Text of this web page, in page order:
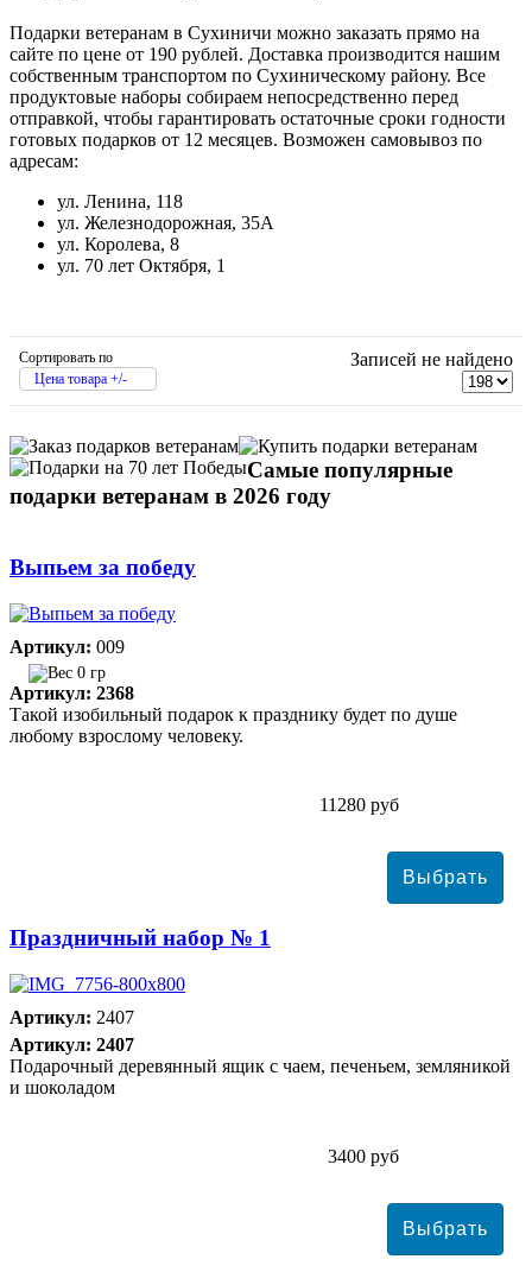
Подарки ветеранам в Сухиничи можно заказать прямо на
сайте по цене от 190 рублей. Доставка производится нашим
собственным транспортом по Сухиническому району. Все
продуктовые наборы собираем непосредственно перед
отправкой, чтобы гарантировать остаточные сроки годности
готовых подарков от 12 месяцев. Возможен самовывоз по
адресам:
ул. Ленина, 118
ул. Железнодорожная, 35А
ул. Королева, 8
ул. 70 лет Октября, 1
Сортировать по
Цена товара +/-
Записей не найдено
Самые популярные
подарки ветеранам в 2026 году
Выпьем за победу
Артикул: 009
0 гр
Артикул: 2368
Такой изобильный подарок к празднику будет по душе
любому взрослому человеку.
11280 руб
Праздничный набор № 1
Артикул: 2407
Артикул: 2407
Подарочный деревянный ящик с чаем, печеньем, земляникой
и шоколадом
3400 руб